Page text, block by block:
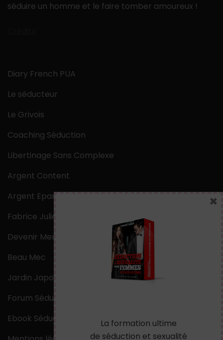
séduire un homme et le faire tomber amoureux !
Diary French PUA
Le séducteur
Le Grivois
Coaching Séduction
Libertinage Sans Complexe
Argent Content
Argent Epargne
Fabrice Julien
Devenir Mentaliste
Beau Mec
Jardin Japonais Zen
Forum Séduction
Ebook Séduction
La formation ultime
de séduction et sexualité
×